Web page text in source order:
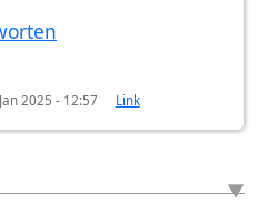
2025 - 12:57 Link